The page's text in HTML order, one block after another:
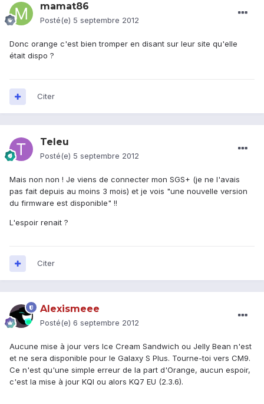
mamat86
Posté(e) 5 septembre 2012
Donc orange c'est bien tromper en disant sur leur site qu'elle
était dispo ?
Citer
Teleu
Posté(e) 5 septembre 2012
Mais non non ! Je viens de connecter mon SGS+ (je ne l'avais
pas fait depuis au moins 3 mois) et je vois "une nouvelle version
du firmware est disponible" !!
L'espoir renait ?
Citer
Alexismeee
Posté(e) 6 septembre 2012
Aucune mise à jour vers Ice Cream Sandwich ou Jelly Bean n'est
et ne sera disponible pour le Galaxy S Plus. Tourne-toi vers CM9.
Ce n'est qu'une simple erreur de la part d'Orange, aucun espoir,
c'est la mise à jour KQI ou alors KQ7 EU (2.3.6).